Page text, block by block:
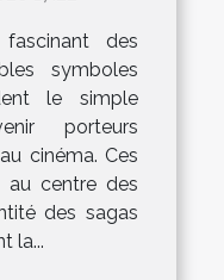
fascinant des
symboles
le simple
porteurs
cinéma. Ces
au centre des
des sagas
la...